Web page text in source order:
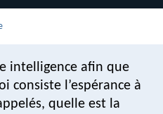
intelligence afin que
consiste l’espérance à
quelle est la